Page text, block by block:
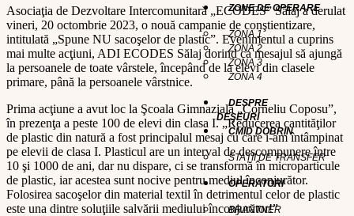
ZONE DE OPERARE
ZONA 1
ZONA 2
ZONA 3
ZONA 4
DESPRE
DEȘEURI
CMID DOBRIN
STAȚII DE TRANSFER
OPERATORI
BRANTNER
Asociaţia de Dezvoltare Intercomunitară „ECODES” Sălaj a derulat
vineri, 20 octombrie 2023, o nouă campanie de conştientizare,
intitulată „Spune NU sacoşelor de plastic”. Evenimentul a cuprins
mai multe acţiuni, ADI ECODES Sălaj dorind ca mesajul să ajungă
la persoanele de toate vârstele, începând de la elevi din clasele
primare, până la persoanele vârstnice.
Prima acţiune a avut loc la Şcoala Gimnazială „Corneliu Coposu”,
în prezenţa a peste 100 de elevi din clasa I. „Reducerea cantităţilor
de plastic din natură a fost principalul mesaj cu care i-am întâmpinat
pe elevii de clasa I. Plasticul are un interval de descompunere între
10 şi 1000 de ani, dar nu dispare, ci se transformă în microparticule
de plastic, iar acestea sunt nocive pentru mediul înconjurător.
Folosirea sacoşelor din material textil în detrimentul celor de plastic
este una dintre soluţiile salvării mediului înconjurător!”